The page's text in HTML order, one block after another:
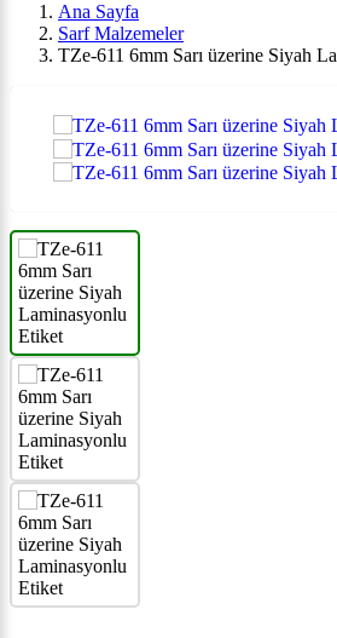
Ana Sayfa
Sarf Malzemeler
TZe-611 6mm Sarı üzerine Siyah